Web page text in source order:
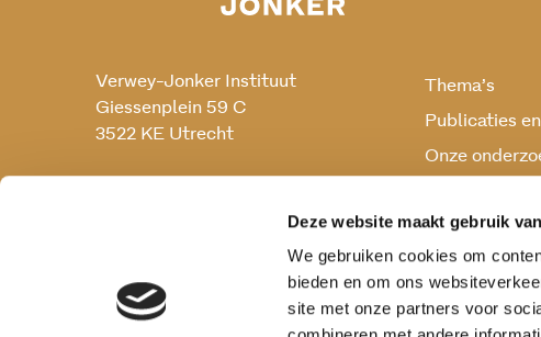
Deze website maakt gebruik
We gebruiken cookies om
bieden en om ons
site met onze partners voor
Verwey-Jonker Instituut
Giessenplein 59 C
3522 KE Utrecht
Thema’s
Publicaties
Onze